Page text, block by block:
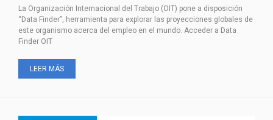
La Organización Internacional del Trabajo (OIT) pone a disposición
“Data Finder”, herramienta para explorar las proyecciones globales de
este organismo acerca del empleo en el mundo. Acceder a Data
Finder OIT
LEER MÁS